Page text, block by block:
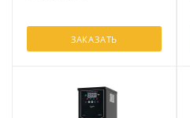
ЗАКАЗАТЬ